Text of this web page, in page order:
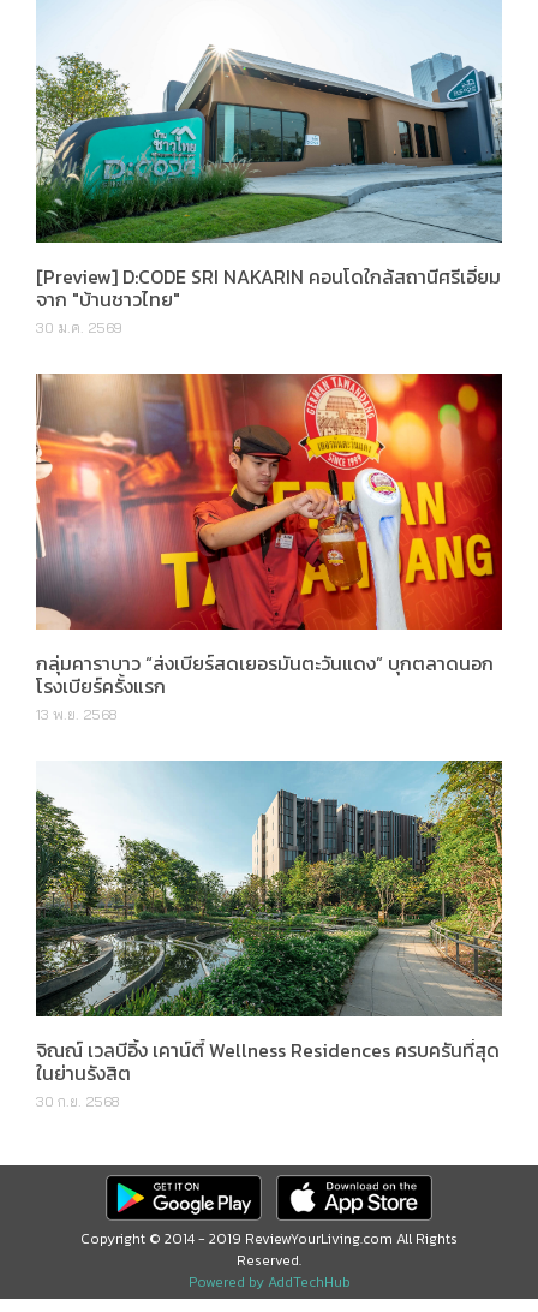
[Preview] D:CODE SRI NAKARIN คอนโดใกล้สถานีศรีเอี่ยม
จาก "บ้านชาวไทย"
30 ม.ค. 2569
กลุ่มคาราบาว “ส่งเบียร์สดเยอรมันตะวันแดง” บุกตลาดนอก
โรงเบียร์ครั้งแรก
13 พ.ย. 2568
จิณณ์ เวลบีอิ้ง เคาน์ตี้ Wellness Residences ครบครันที่สุด
ในย่านรังสิต
30 ก.ย. 2568
Copyright © 2014 - 2019 ReviewYourLiving.com All Rights
Reserved.
Powered by AddTechHub